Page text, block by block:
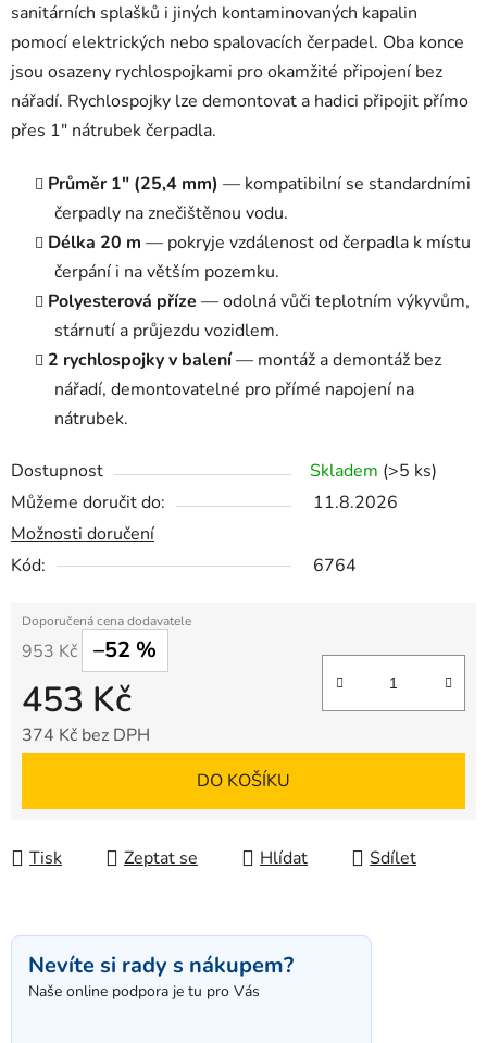
sanitárních splašků i jiných kontaminovaných kapalin
pomocí elektrických nebo spalovacích čerpadel. Oba konce
jsou osazeny rychlospojkami pro okamžité připojení bez
nářadí. Rychlospojky lze demontovat a hadici připojit přímo
přes 1" nátrubek čerpadla.
Průměr 1" (25,4 mm) — kompatibilní se standardními
čerpadly na znečištěnou vodu.
Délka 20 m — pokryje vzdálenost od čerpadla k místu
čerpání i na větším pozemku.
Polyesterová příze — odolná vůči teplotním výkyvům,
stárnutí a průjezdu vozidlem.
2 rychlospojky v balení— montáž a demontáž bez
nářadí, demontovatelné pro přímé napojení na
nátrubek.
Dostupnost Skladem (>5 ks)
Můžeme doručit do:
11.8.2026
Možnosti doručení
Kód:
6764
953 Kč –52 %
453 Kč
374 Kč bez DPH
DO KOŠÍKU
Tisk Zeptat se Hlídat Sdílet
Nevíte si rady s nákupem?
Naše online podpora je tu pro Vás